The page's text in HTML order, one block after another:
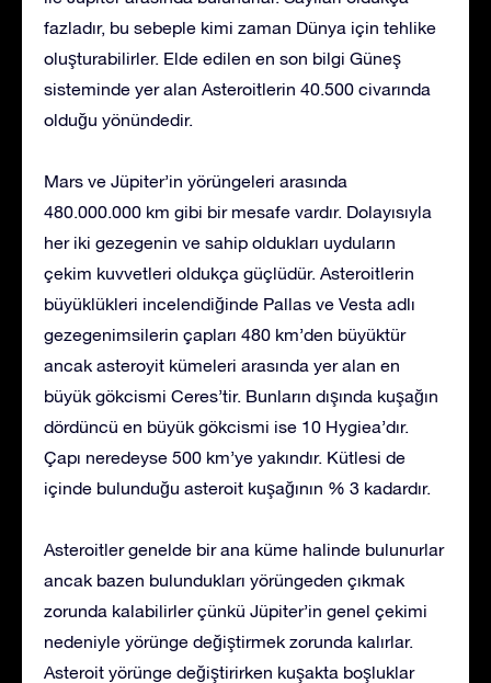
fazladır, bu sebeple kimi zaman Dünya için tehlike
oluşturabilirler. Elde edilen en son bilgi Güneş
sisteminde yer alan Asteroitlerin 40.500 civarında
olduğu yönündedir.
Mars ve Jüpiter’in yörüngeleri arasında
480.000.000 km gibi bir mesafe vardır. Dolayısıyla
her iki gezegenin ve sahip oldukları uyduların
çekim kuvvetleri oldukça güçlüdür. Asteroitlerin
büyüklükleri incelendiğinde Pallas ve Vesta adlı
gezegenimsilerin çapları 480 km’den büyüktür
ancak asteroyit kümeleri arasında yer alan en
büyük gökcismi Ceres’tir. Bunların dışında kuşağın
dördüncü en büyük gökcismi ise 10 Hygiea’dır.
Çapı neredeyse 500 km’ye yakındır. Kütlesi de
içinde bulunduğu asteroit kuşağının % 3 kadardır.
Asteroitler genelde bir ana küme halinde bulunurlar
ancak bazen bulundukları yörüngeden çıkmak
zorunda kalabilirler çünkü Jüpiter’in genel çekimi
nedeniyle yörünge değiştirmek zorunda kalırlar.
Asteroit yörünge değiştirirken kuşakta boşluklar